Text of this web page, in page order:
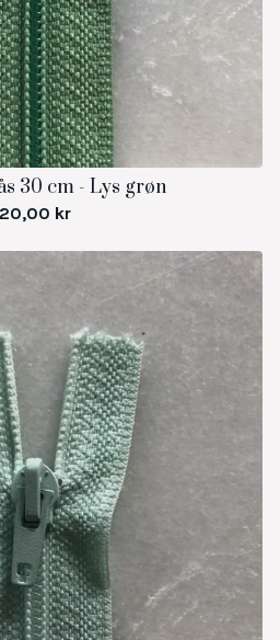
30 cm - Lys grøn
20,00 kr